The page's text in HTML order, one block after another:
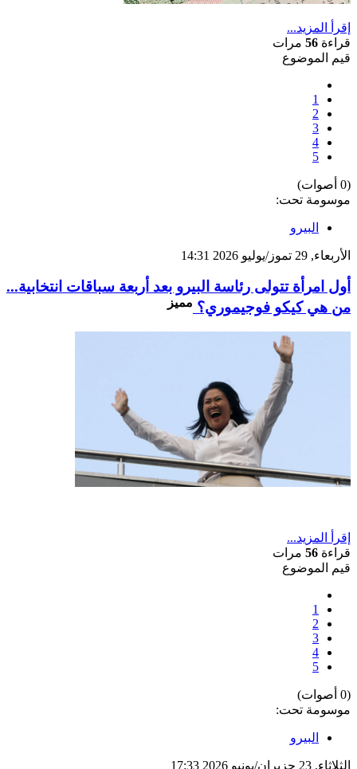
إقرأ المزيد...
قراءة 56 مرات
قيم الموضوع
1
2
3
4
5
(0 أصوات)
موسومة تحت:
البيرو
الأربعاء, 29 تموز/يوليو 2026 14:31
أول امرأة تتولى رئاسة البيرو بعد أربعة سباقات انتخابية...
من هي كيكو فوجيموري؟ مميز
إقرأ المزيد...
قراءة 56 مرات
قيم الموضوع
1
2
3
4
5
(0 أصوات)
موسومة تحت:
البيرو
الثلاثاء, 23 حزيران/يونيو 2026 17:33